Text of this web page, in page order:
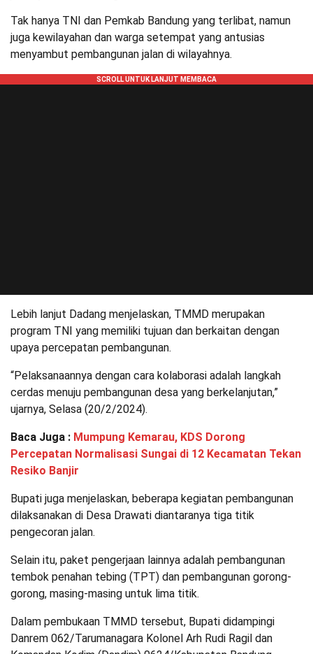
Tak hanya TNI dan Pemkab Bandung yang terlibat, namun
juga kewilayahan dan warga setempat yang antusias
menyambut pembangunan jalan di wilayahnya.
Lebih lanjut Dadang menjelaskan, TMMD merupakan
program TNI yang memiliki tujuan dan berkaitan dengan
upaya percepatan pembangunan.
“Pelaksanaannya dengan cara kolaborasi adalah langkah
cerdas menuju pembangunan desa yang berkelanjutan,”
ujarnya, Selasa (20/2/2024).
Baca Juga : Mumpung Kemarau, KDS Dorong
Percepatan Normalisasi Sungai di 12 Kecamatan Tekan
Resiko Banjir
Bupati juga menjelaskan, beberapa kegiatan pembangunan
dilaksanakan di Desa Drawati diantaranya tiga titik
pengecoran jalan.
Selain itu, paket pengerjaan lainnya adalah pembangunan
tembok penahan tebing (TPT) dan pembangunan gorong-
gorong, masing-masing untuk lima titik.
Dalam pembukaan TMMD tersebut, Bupati didampingi
Danrem 062/Tarumanagara Kolonel Arh Rudi Ragil dan